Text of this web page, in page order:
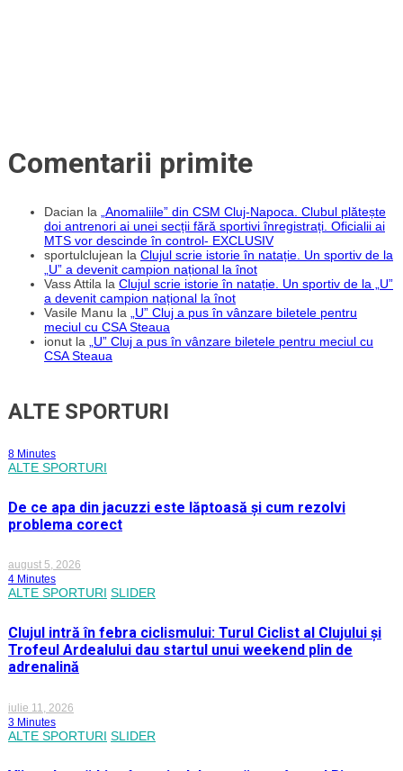
Comentarii primite
Dacian la
„Anomaliile” din CSM Cluj-Napoca. Clubul plătește
doi antrenori ai unei secții fără sportivi înregistrați. Oficialii ai
MTS vor descinde în control- EXCLUSIV
sportulclujean la Clujul scrie istorie în natație. Un sportiv de la
„U” a devenit campion național la înot
Vass Attila la Clujul scrie istorie în natație. Un sportiv de la „U”
a devenit campion național la înot
Vasile Manu la
„U” Cluj a pus în vânzare biletele pentru
meciul cu CSA Steaua
ionut la
„U” Cluj a pus în vânzare biletele pentru meciul cu
CSA Steaua
ALTE SPORTURI
8 Minutes
ALTE SPORTURI
De ce apa din jacuzzi este lăptoasă și cum rezolvi
problema corect
august 5, 2026
4 Minutes
ALTE SPORTURI SLIDER
Clujul intră în febra ciclismului: Turul Ciclist al Clujului și
Trofeul Ardealului dau startul unui weekend plin de
adrenalină
iulie 11, 2026
3 Minutes
ALTE SPORTURI SLIDER